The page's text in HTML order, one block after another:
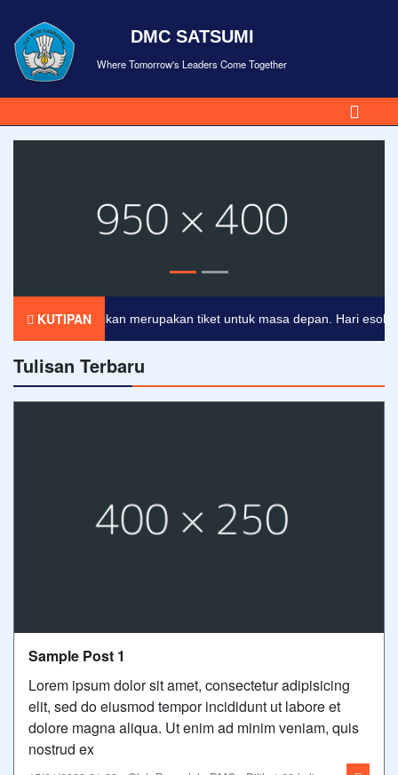
DMC SATSUMI
Where Tomorrow's Leaders Come Together
KUTIPAN
Pendidikan merupakan tiket untuk masa depan. Hari esok
Tulisan Terbaru
Sample Post 1
Lorem ipsum dolor sit amet, consectetur adipisicing
elit, sed do eiusmod tempor incididunt ut labore et
dolore magna aliqua. Ut enim ad minim veniam, quis
nostrud ex